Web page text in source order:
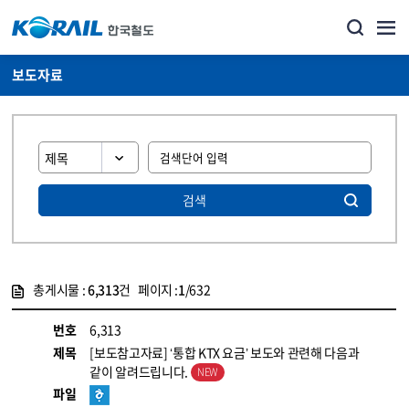
보도자료
검색
총게시물 :6,313건 페이지 :1/632
번호
6,313
제목
[보도참고자료] ‘통합 KTX 요금’ 보도와 관련해 다음과
같이 알려드립니다.
파일